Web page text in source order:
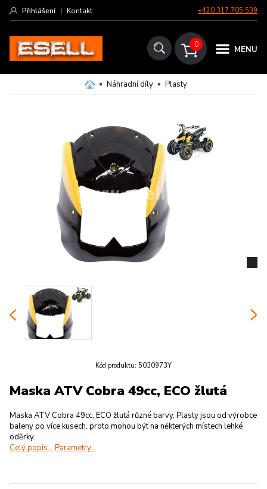
+420 317 705 539
Přihlášení | Kontakt
MENU
0
Náhradní díly Plasty
Kód produktu: 5030973Y
Maska ATV Cobra 49cc, ECO žlutá
Maska ATV Cobra 49cc, ECO žlutá různé barvy. Plasty jsou od výrobce
baleny po více kusech, proto mohou být na některých místech lehké
oděrky.
Celý popis... Parametry...